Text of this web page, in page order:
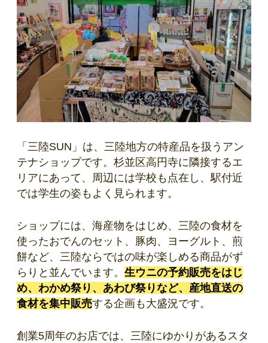
「三陸SUN」は、三陸地方の特産品を扱うアン
テナショップです。杉並区高円寺に隣接するエ
リアにあって、周辺には学校も点在し、駅付近
では学生の姿もよく見られます。
ショップには、海産物をはじめ、三陸の食材を
使ったおでんのセット、豚肉、ヨーグルト、煎
餅など、三陸ならではの味が楽しめる商品がず
らりと並んでいます。 生ウニの予約販売をはじ
め、わかめ祭り、あわび祭りなど、産地直送の
食材を集中販売する企画も大盛況です。
創業5周年のお店では、三陸にゆかりがあるスタ